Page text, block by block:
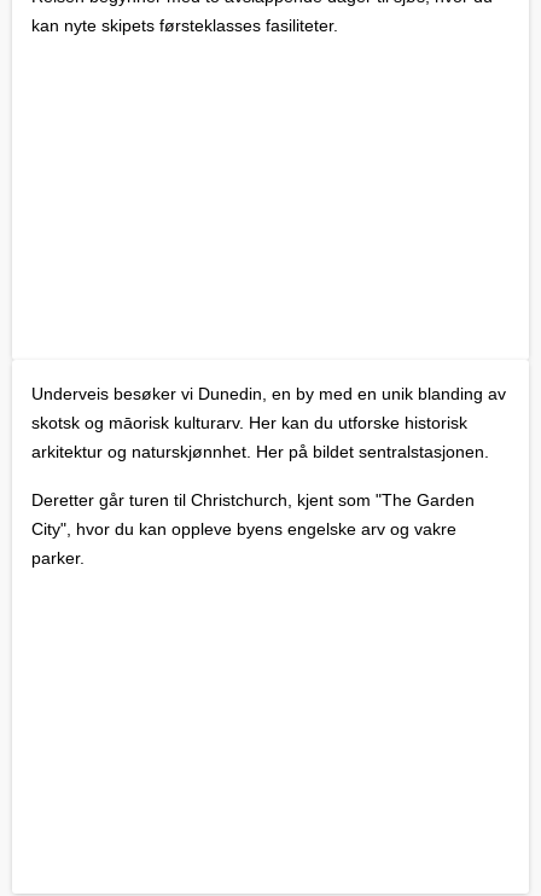
kan nyte skipets førsteklasses fasiliteter.
Underveis besøker vi Dunedin, en by med en unik blanding av
skotsk og māorisk kulturarv. Her kan du utforske historisk
arkitektur og naturskjønnhet. Her på bildet sentralstasjonen.
Deretter går turen til Christchurch, kjent som "The Garden
City", hvor du kan oppleve byens engelske arv og vakre
parker.